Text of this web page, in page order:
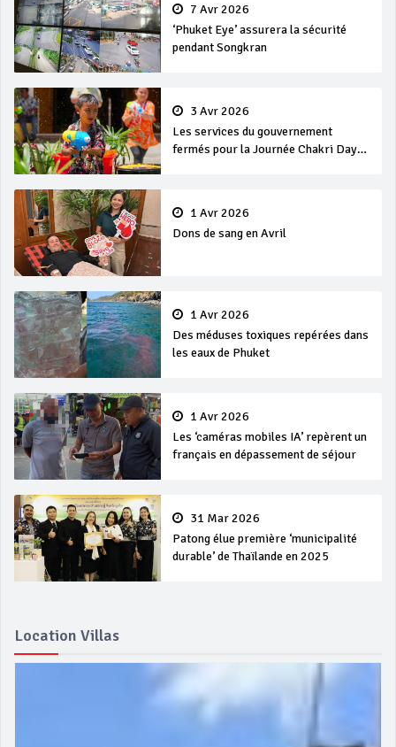
7 Avr 2026
‘Phuket Eye’ assurera la sécurité
pendant Songkran
3 Avr 2026
Les services du gouvernement
fermés pour la Journée Chakri Day
1 Avr 2026
Dons de sang en Avril
1 Avr 2026
Des méduses toxiques repérées dans
les eaux de Phuket
1 Avr 2026
Les ‘caméras mobiles IA’ repèrent un
français en dépassement de séjour
31 Mar 2026
Patong élue première ‘municipalité
durable’ de Thaïlande en 2025
Location Villas